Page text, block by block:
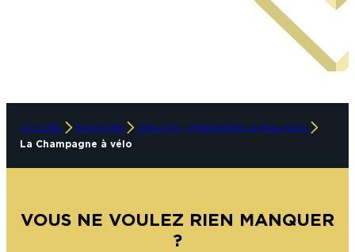
ACCUEIL PROFITER
CIRCUITS, ITINÉRAIRES & BALADES
La Champagne à vélo
VOUS NE VOULEZ RIEN MANQUER
?